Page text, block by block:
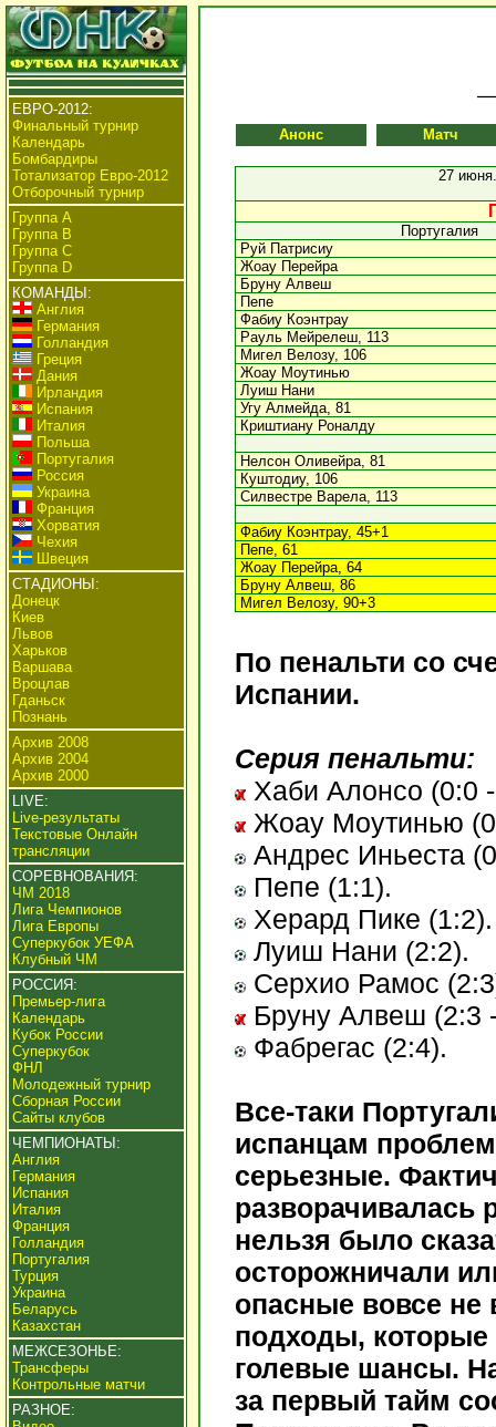
ЕВРО-2012:
Финальный турнир
Календарь
Бомбардиры
Тотализатор Евро-2012
Отборочный турнир
Группа А
Группа B
Группа C
Группа D
КОМАНДЫ:
Англия
Германия
Голландия
Греция
Дания
Ирландия
Испания
Италия
Польша
Португалия
Россия
Украина
Франция
Хорватия
Чехия
Швеция
СТАДИОНЫ:
Донецк
Киев
Львов
Харьков
Варшава
Вроцлав
Гданьск
Познань
Архив 2008
Архив 2004
Архив 2000
LIVE:
Live-результаты
Текстовые Онлайн
трансляции
СОРЕВНОВАНИЯ:
ЧМ 2018
Лига Чемпионов
Лига Европы
Суперкубок УЕФА
Клубный ЧМ
РОССИЯ:
Премьер-лига
Календарь
Кубок России
Суперкубок
ФНЛ
Молодежный турнир
Сборная России
Сайты клубов
ЧЕМПИОНАТЫ:
Англия
Германия
Испания
Италия
Франция
Голландия
Португалия
Турция
Украина
Беларусь
Казахстан
МЕЖСЕЗОНЬЕ:
Трансферы
Контрольные матчи
РАЗНОЕ:
Анонс Матч
27
Португалия
Руй Патрисиу
Жоау Перейра
Бруну Алвеш
Пепе
Фабиу Коэнтрау
Рауль Мейрелеш, 113
Мигел Велозу, 106
Жоау Моутинью
Луиш Нани
Угу Алмейда, 81
Криштиану Роналду
Нелсон Оливейра, 81
Куштодиу, 106
Силвестре Варела, 113
Фабиу Коэнтрау, 45+1
Пепе, 61
Жоау Перейра, 64
Бруну Алвеш, 86
Мигел Велозу, 90+3
По пенальти со
Испании.
Серия пенальти:
Хаби Алонсо (0:0 -
Жоау Моутинью
Андрес Иньеста
Пепе (1:1).
Херард Пике (1:2).
Луиш Нани (2:2).
Серхио Рамос
Бруну Алвеш (2:3
Фабрегас (2:4).
Все-таки
испанцам
серьезные.
разворачивалась
нельзя было
осторожничали
опасные вовсе не
подходы,
голевые шансы.
за первый тайм